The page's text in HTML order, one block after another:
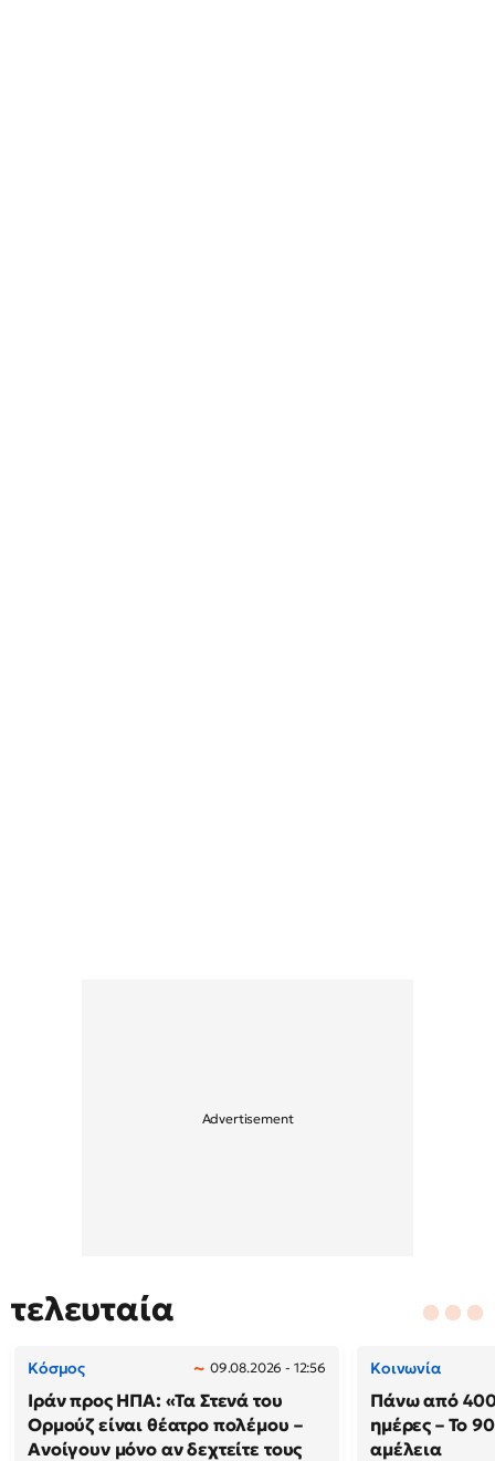
τελευταία
Κόσμος 09.08.2026 - 12:56
Ιράν προς ΗΠΑ: «Τα Στενά του
Ορμούζ είναι θέατρο πολέμου –
Ανοίγουν μόνο αν δεχτείτε τους
Κοινωνία
Πάνω από
ημέρες – Το
αμέλεια